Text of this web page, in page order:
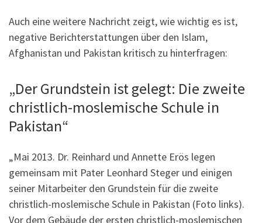
Auch eine weitere Nachricht zeigt, wie wichtig es ist,
negative Berichterstattungen über den Islam,
Afghanistan und Pakistan kritisch zu hinterfragen:
„Der Grundstein ist gelegt: Die zweite
christlich-moslemische Schule in
Pakistan“
„Mai 2013. Dr. Reinhard und Annette Erös legen
gemeinsam mit Pater Leonhard Steger und einigen
seiner Mitarbeiter den Grundstein für die zweite
christlich-moslemische Schule in Pakistan (Foto links).
Vor dem Gebäude der ersten christlich-moslemischen